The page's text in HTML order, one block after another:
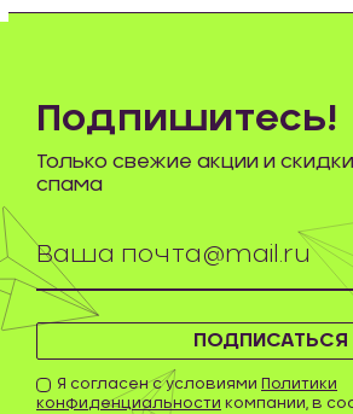
ПОДПИСАТЬСЯ
Я согласен с условиями Политики
конфиденциальности компании, в
Подпишитесь!
Только свежие акции и
спама